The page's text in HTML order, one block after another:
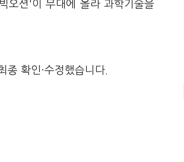
오션'이 무대에 올라 과학기술을
확인·수정했습니다.